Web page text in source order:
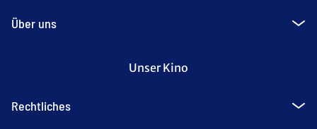
Über uns
Unser Kino
Rechtliches